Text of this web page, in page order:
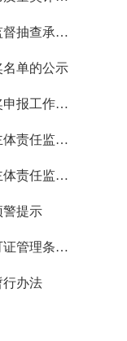
关于征集天门市2024年产品质量监督抽查承检机构名单的公告
单的公示
关于开展天门市第六届陆羽质量奖申报工作的公告
工业产品生产单位落实质量安全主体责任监督管理规定
工业产品销售单位落实质量安全主体责任监督管理规定
警提示
中华人民共和国工业产品生产许可证管理条例实施办法
行办法